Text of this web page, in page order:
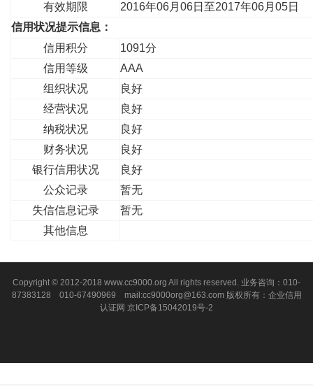
有效期限
2016年06月06日至2017年06月05日
信用状况提示信息：
信用积分
1091分
信用等级
AAA
组织状况
良好
经营状况
良好
纳税状况
良好
财务状况
良好
银行信用状况
良好
公众记录
暂无
失信信息记录
暂无
其他信息
Copyright © 2012-2018 www.cc9000.org All rights reserved. 业务咨询：010-
87383128 010-67490969 mail:cc9000org@163.com 版权所有：企业信用
认证网 京ICP备15042019号-2